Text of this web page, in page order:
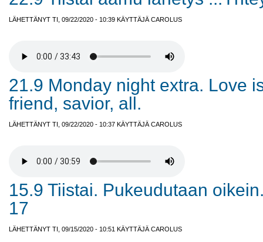
LÄHETTÄNYT TI, 09/22/2020 - 10:39 KÄYTTÄJÄ CAROLUS
21.9 Monday night extra. Love
friend, savior, all.
LÄHETTÄNYT TI, 09/22/2020 - 10:37 KÄYTTÄJÄ CAROLUS
15.9 Tiistai. Pukeudutaan
17
LÄHETTÄNYT TI, 09/15/2020 - 10:51 KÄYTTÄJÄ CAROLUS